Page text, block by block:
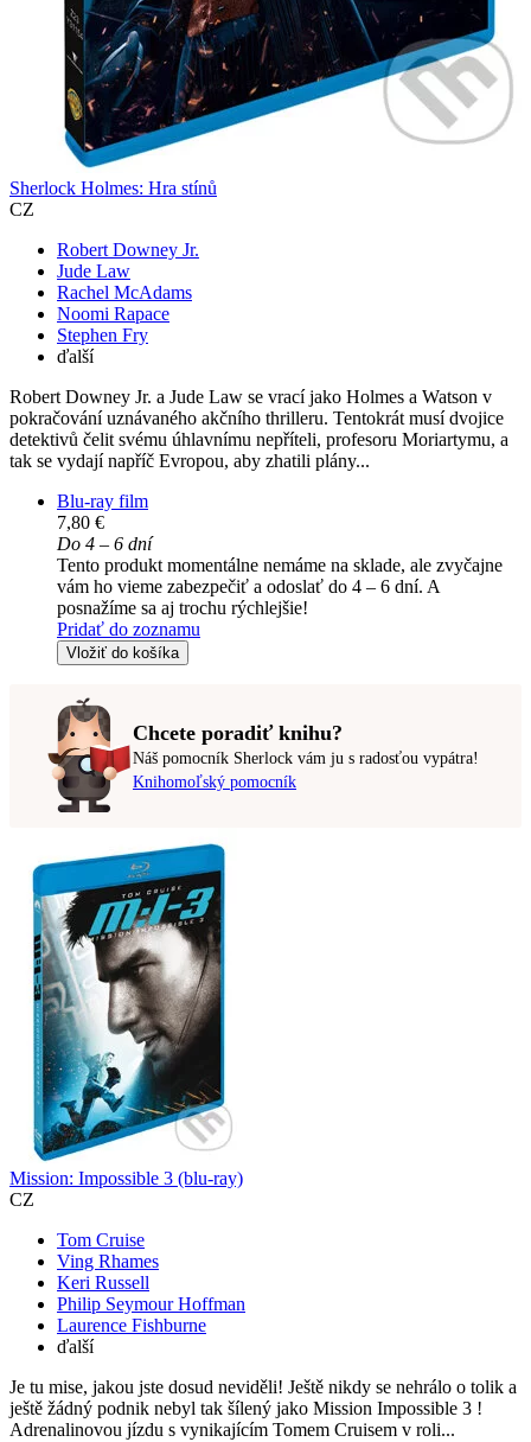
Sherlock Holmes: Hra stínů
CZ
Robert Downey Jr.
Jude Law
Rachel McAdams
Noomi Rapace
Stephen Fry
ďalší
Robert Downey Jr. a Jude Law se vrací jako Holmes a Watson v
pokračování uznávaného akčního thrilleru. Tentokrát musí dvojice
detektivů čelit svému úhlavnímu nepříteli, profesoru Moriartymu, a
tak se vydají napříč Evropou, aby zhatili plány...
Blu-ray film
7,80 €
Do 4 – 6 dní
Tento produkt momentálne nemáme na sklade, ale zvyčajne
vám ho vieme zabezpečiť a odoslať do 4 – 6 dní. A
posnažíme sa aj trochu rýchlejšie!
Pridať do zoznamu
Vložiť do košíka
Chcete poradiť knihu?
Náš pomocník Sherlock vám ju s radosťou vypátra!
Knihomoľský pomocník
Mission: Impossible 3 (blu-ray)
CZ
Tom Cruise
Ving Rhames
Keri Russell
Philip Seymour Hoffman
Laurence Fishburne
ďalší
Je tu mise, jakou jste dosud neviděli! Ještě nikdy se nehrálo o tolik a
ještě žádný podnik nebyl tak šílený jako Mission Impossible 3 !
Adrenalinovou jízdu s vynikajícím Tomem Cruisem v roli...